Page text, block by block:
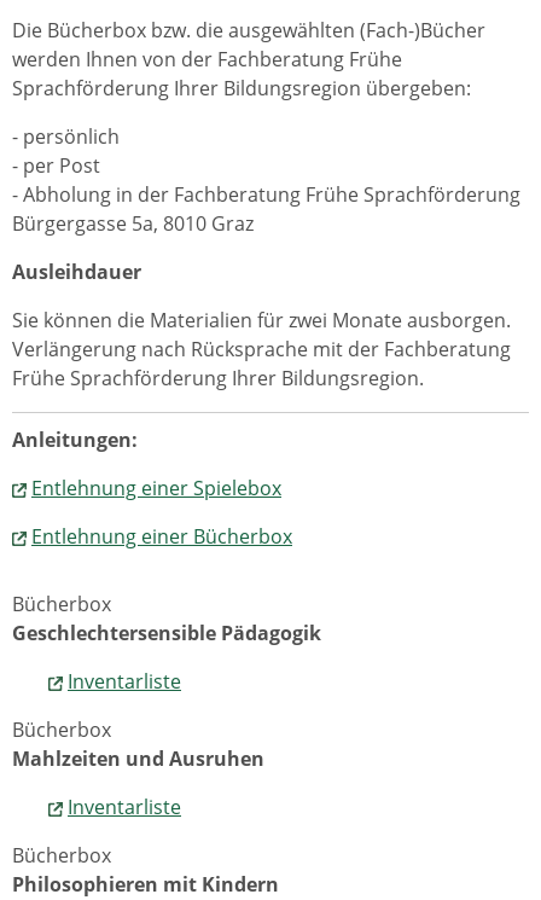
Die Bücherbox bzw. die ausgewählten (Fach-)Bücher
werden Ihnen von der Fachberatung Frühe
Sprachförderung Ihrer Bildungsregion übergeben:
- persönlich
- per Post
- Abholung in der Fachberatung Frühe Sprachförderung
Bürgergasse 5a, 8010 Graz
Ausleihdauer
Sie können die Materialien für zwei Monate ausborgen.
Verlängerung nach Rücksprache mit der Fachberatung
Frühe Sprachförderung Ihrer Bildungsregion.
Anleitungen:
Entlehnung einer Spielebox
Entlehnung einer Bücherbox
Bücherbox
Geschlechtersensible Pädagogik
Inventarliste
Bücherbox
Mahlzeiten und Ausruhen
Inventarliste
Bücherbox
Philosophieren mit Kindern